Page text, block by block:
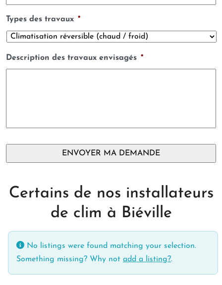
Types des travaux *
Description des travaux envisagés *
Certains de nos installateurs
de clim à Biéville
No listings were found matching your selection.
Something missing? Why not add a listing?.